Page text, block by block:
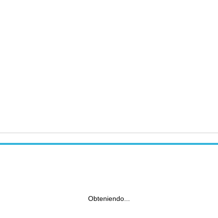
Obteniendo...